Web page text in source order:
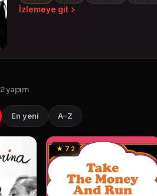
İzlemeye git
2 yapım
En yeni A–Z
★ 7.2